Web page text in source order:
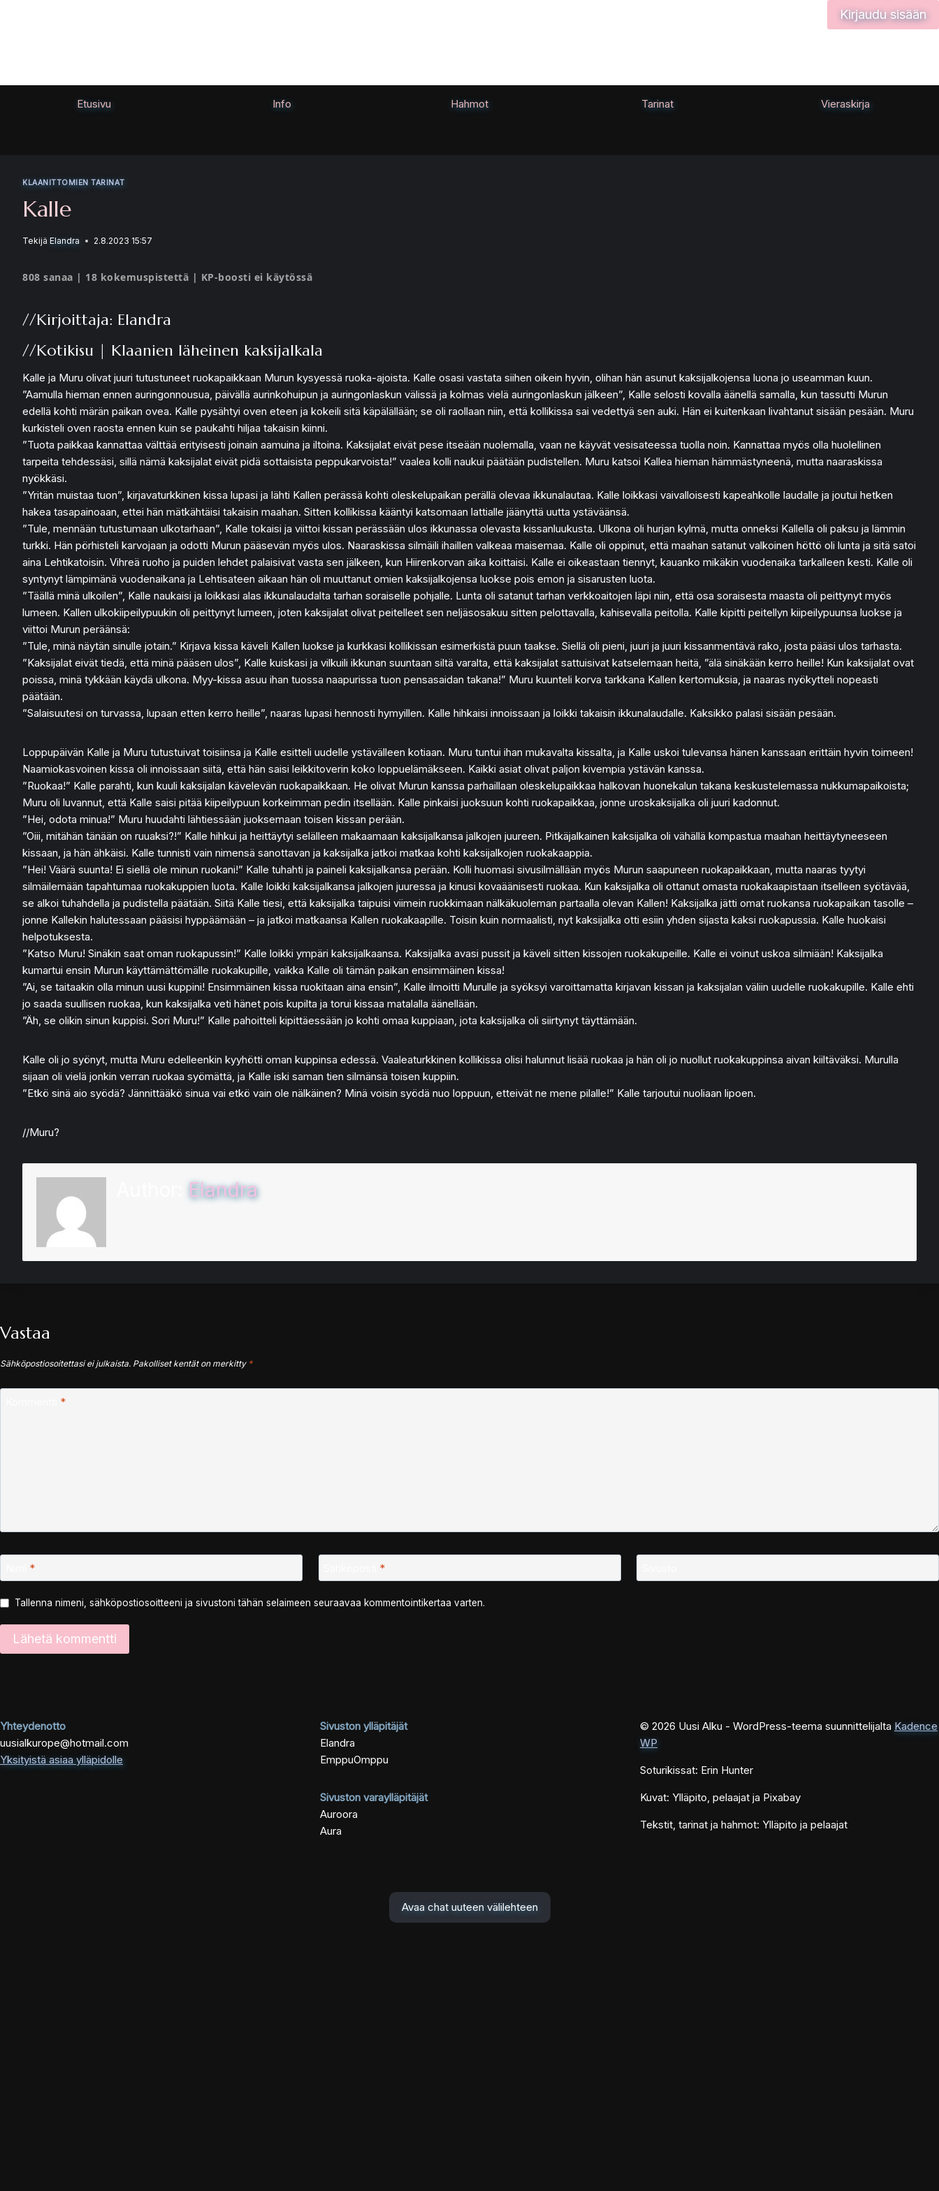
Kirjaudu sisään
Etusivu Info Hahmot Tarinat Vieraskirja
KLAANITTOMIEN TARINAT
Kalle
Tekijä Elandra 2.8.2023 15:57
808 sanaa | 18 kokemuspistettä | KP-boosti ei käytössä
//Kirjoittaja: Elandra
//Kotikisu | Klaanien läheinen kaksijalkala
Kalle ja Muru olivat juuri tutustuneet ruokapaikkaan Murun kysyessä ruoka-ajoista. Kalle osasi vastata siihen oikein hyvin, olihan hän asunut kaksijalkojensa luona jo useamman kuun.
”Aamulla hieman ennen auringonnousua, päivällä aurinkohuipun ja auringonlaskun välissä ja kolmas vielä auringonlaskun jälkeen”, Kalle selosti kovalla äänellä samalla, kun tassutti Murun
edellä kohti märän paikan ovea. Kalle pysähtyi oven eteen ja kokeili sitä käpälällään; se oli raollaan niin, että kollikissa sai vedettyä sen auki. Hän ei kuitenkaan livahtanut sisään pesään. Muru
kurkisteli oven raosta ennen kuin se paukahti hiljaa takaisin kiinni.
”Tuota paikkaa kannattaa välttää erityisesti joinain aamuina ja iltoina. Kaksijalat eivät pese itseään nuolemalla, vaan ne käyvät vesisateessa tuolla noin. Kannattaa myös olla huolellinen
tarpeita tehdessäsi, sillä nämä kaksijalat eivät pidä sottaisista peppukarvoista!” vaalea kolli naukui päätään pudistellen. Muru katsoi Kallea hieman hämmästyneenä, mutta naaraskissa
nyökkäsi.
”Yritän muistaa tuon”, kirjavaturkkinen kissa lupasi ja lähti Kallen perässä kohti oleskelupaikan perällä olevaa ikkunalautaa. Kalle loikkasi vaivalloisesti kapeahkolle laudalle ja joutui hetken
hakea tasapainoaan, ettei hän mätkähtäisi takaisin maahan. Sitten kollikissa kääntyi katsomaan lattialle jäänyttä uutta ystäväänsä.
”Tule, mennään tutustumaan ulkotarhaan”, Kalle tokaisi ja viittoi kissan perässään ulos ikkunassa olevasta kissanluukusta. Ulkona oli hurjan kylmä, mutta onneksi Kallella oli paksu ja lämmin
turkki. Hän pörhisteli karvojaan ja odotti Murun pääsevän myös ulos. Naaraskissa silmäili ihaillen valkeaa maisemaa. Kalle oli oppinut, että maahan satanut valkoinen höttö oli lunta ja sitä satoi
aina Lehtikatoisin. Vihreä ruoho ja puiden lehdet palaisivat vasta sen jälkeen, kun Hiirenkorvan aika koittaisi. Kalle ei oikeastaan tiennyt, kauanko mikäkin vuodenaika tarkalleen kesti. Kalle oli
syntynyt lämpimänä vuodenaikana ja Lehtisateen aikaan hän oli muuttanut omien kaksijalkojensa luokse pois emon ja sisarusten luota.
”Täällä minä ulkoilen”, Kalle naukaisi ja loikkasi alas ikkunalaudalta tarhan soraiselle pohjalle. Lunta oli satanut tarhan verkkoaitojen läpi niin, että osa soraisesta maasta oli peittynyt myös
lumeen. Kallen ulkokiipeilypuukin oli peittynyt lumeen, joten kaksijalat olivat peitelleet sen neljäsosakuu sitten pelottavalla, kahisevalla peitolla. Kalle kipitti peitellyn kiipeilypuunsa luokse ja
viittoi Murun peräänsä:
”Tule, minä näytän sinulle jotain.” Kirjava kissa käveli Kallen luokse ja kurkkasi kollikissan esimerkistä puun taakse. Siellä oli pieni, juuri ja juuri kissanmentävä rako, josta pääsi ulos tarhasta.
”Kaksijalat eivät tiedä, että minä pääsen ulos”, Kalle kuiskasi ja vilkuili ikkunan suuntaan siltä varalta, että kaksijalat sattuisivat katselemaan heitä, ”älä sinäkään kerro heille! Kun kaksijalat ovat
poissa, minä tykkään käydä ulkona. Myy-kissa asuu ihan tuossa naapurissa tuon pensasaidan takana!” Muru kuunteli korva tarkkana Kallen kertomuksia, ja naaras nyökytteli nopeasti
päätään.
”Salaisuutesi on turvassa, lupaan etten kerro heille”, naaras lupasi hennosti hymyillen. Kalle hihkaisi innoissaan ja loikki takaisin ikkunalaudalle. Kaksikko palasi sisään pesään.
Loppupäivän Kalle ja Muru tutustuivat toisiinsa ja Kalle esitteli uudelle ystävälleen kotiaan. Muru tuntui ihan mukavalta kissalta, ja Kalle uskoi tulevansa hänen kanssaan erittäin hyvin toimeen!
Naamiokasvoinen kissa oli innoissaan siitä, että hän saisi leikkitoverin koko loppuelämäkseen. Kaikki asiat olivat paljon kivempia ystävän kanssa.
”Ruokaa!” Kalle parahti, kun kuuli kaksijalan kävelevän ruokapaikkaan. He olivat Murun kanssa parhaillaan oleskelupaikkaa halkovan huonekalun takana keskustelemassa nukkumapaikoista;
Muru oli luvannut, että Kalle saisi pitää kiipeilypuun korkeimman pedin itsellään. Kalle pinkaisi juoksuun kohti ruokapaikkaa, jonne uroskaksijalka oli juuri kadonnut.
”Hei, odota minua!” Muru huudahti lähtiessään juoksemaan toisen kissan perään.
”Oiii, mitähän tänään on ruuaksi?!” Kalle hihkui ja heittäytyi selälleen makaamaan kaksijalkansa jalkojen juureen. Pitkäjalkainen kaksijalka oli vähällä kompastua maahan heittäytyneeseen
kissaan, ja hän ähkäisi. Kalle tunnisti vain nimensä sanottavan ja kaksijalka jatkoi matkaa kohti kaksijalkojen ruokakaappia.
”Hei! Väärä suunta! Ei siellä ole minun ruokani!” Kalle tuhahti ja paineli kaksijalkansa perään. Kolli huomasi sivusilmällään myös Murun saapuneen ruokapaikkaan, mutta naaras tyytyi
silmäilemään tapahtumaa ruokakuppien luota. Kalle loikki kaksijalkansa jalkojen juuressa ja kinusi kovaäänisesti ruokaa. Kun kaksijalka oli ottanut omasta ruokakaapistaan itselleen syötävää,
se alkoi tuhahdella ja pudistella päätään. Siitä Kalle tiesi, että kaksijalka taipuisi viimein ruokkimaan nälkäkuoleman partaalla olevan Kallen! Kaksijalka jätti omat ruokansa ruokapaikan tasolle –
jonne Kallekin halutessaan pääsisi hyppäämään – ja jatkoi matkaansa Kallen ruokakaapille. Toisin kuin normaalisti, nyt kaksijalka otti esiin yhden sijasta kaksi ruokapussia. Kalle huokaisi
helpotuksesta.
”Katso Muru! Sinäkin saat oman ruokapussin!” Kalle loikki ympäri kaksijalkaansa. Kaksijalka avasi pussit ja käveli sitten kissojen ruokakupeille. Kalle ei voinut uskoa silmiään! Kaksijalka
kumartui ensin Murun käyttämättömälle ruokakupille, vaikka Kalle oli tämän paikan ensimmäinen kissa!
”Ai, se taitaakin olla minun uusi kuppini! Ensimmäinen kissa ruokitaan aina ensin”, Kalle ilmoitti Murulle ja syöksyi varoittamatta kirjavan kissan ja kaksijalan väliin uudelle ruokakupille. Kalle ehti
jo saada suullisen ruokaa, kun kaksijalka veti hänet pois kupilta ja torui kissaa matalalla äänellään.
”Äh, se olikin sinun kuppisi. Sori Muru!” Kalle pahoitteli kipittäessään jo kohti omaa kuppiaan, jota kaksijalka oli siirtynyt täyttämään.
Kalle oli jo syönyt, mutta Muru edelleenkin kyyhötti oman kuppinsa edessä. Vaaleaturkkinen kollikissa olisi halunnut lisää ruokaa ja hän oli jo nuollut ruokakuppinsa aivan kiiltäväksi. Murulla
sijaan oli vielä jonkin verran ruokaa syömättä, ja Kalle iski saman tien silmänsä toisen kuppiin.
”Etkö sinä aio syödä? Jännittääkö sinua vai etkö vain ole nälkäinen? Minä voisin syödä nuo loppuun, etteivät ne mene pilalle!” Kalle tarjoutui nuoliaan lipoen.
//Muru?
Elandra
Vastaa
Sähköpostiosoitettasi ei julkaista. Pakolliset kentät on merkitty *
*
* *
Tallenna nimeni, sähköpostiosoitteeni ja sivustoni tähän selaimeen seuraavaa kommentointikertaa varten.
Yhteydenotto
uusialkurope@hotmail.com
Yksityistä asiaa ylläpidolle
Sivuston ylläpitäjät
Elandra
EmppuOmppu
Sivuston varaylläpitäjät
Auroora
Aura
© 2026 Uusi Alku - WordPress-teema suunnittelijalta Kadence
WP
Soturikissat: Erin Hunter
Kuvat: Ylläpito, pelaajat ja Pixabay
Tekstit, tarinat ja hahmot: Ylläpito ja pelaajat
Avaa chat uuteen välilehteen